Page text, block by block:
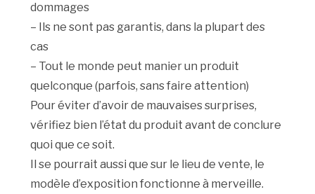
dommages
– Ils ne sont pas garantis, dans la plupart des
cas
– Tout le monde peut manier un produit
quelconque (parfois, sans faire attention)
Pour éviter d’avoir de mauvaises surprises,
vérifiez bien l’état du produit avant de conclure
quoi que ce soit.
Il se pourrait aussi que sur le lieu de vente, le
modèle d’exposition fonctionne à merveille.